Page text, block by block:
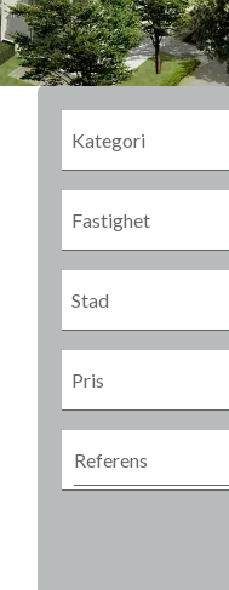
Kategori
Fastighet
Stad
Pris